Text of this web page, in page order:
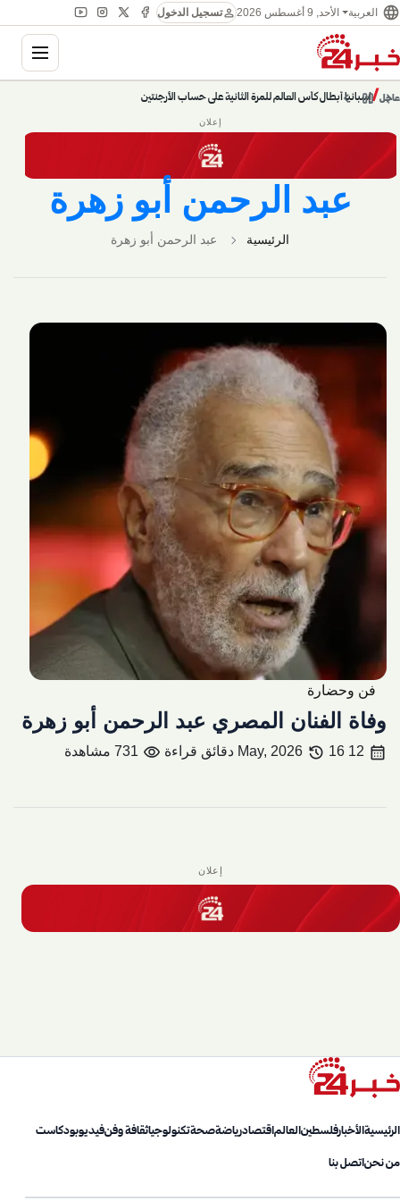
language العربية الأحد, 9 أغسطس 2026 personتسجيل الدخول
عاجل/إسبانيا أبطال كأس العالم للمرة الثانية على حساب الأرجنتين chevron_right
pause
chevron_left
إعلان
عبد الرحمن أبو زهرة
الرئيسية عبد الرحمن أبو زهرة
فن وحضارة
وفاة الفنان المصري عبد الرحمن أبو زهرة
calendar_month
12 May, 2026
history 16 دقائق قراءة visibility 731 مشاهدة
إعلان
الرئيسيةالأخبارفلسطينالعالماقتصادرياضةصحةتكنولوجياثقافة وفنفيديوبودكاست
من نحناتصل بنا